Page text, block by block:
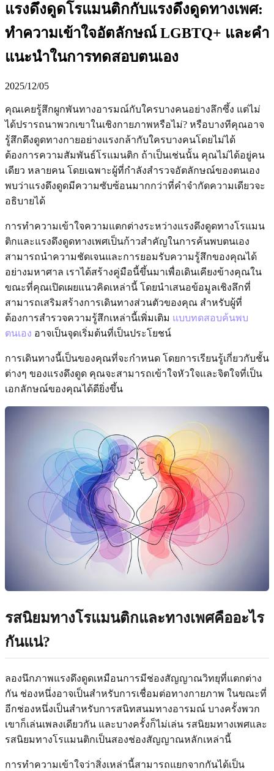
แรงดึงดูดโรแมนติกกับแรงดึงดูดทางเพศ:
ทำความเข้าใจอัตลักษณ์ LGBTQ+ และคำ
แนะนำในการทดสอบตนเอง
2025/12/05
คุณเคยรู้สึกผูกพันทางอารมณ์กับใครบางคนอย่างลึกซึ้ง แต่ไม่
ได้ปรารถนาพวกเขาในเชิงกายภาพหรือไม่? หรือบางทีคุณอาจ
รู้สึกดึงดูดทางกายอย่างแรงกล้ากับใครบางคนโดยไม่ได้
ต้องการความสัมพันธ์โรแมนติก ถ้าเป็นเช่นนั้น คุณไม่ได้อยู่คน
เดียว หลายคน โดยเฉพาะผู้ที่กำลังสำรวจอัตลักษณ์ของตนเอง
พบว่าแรงดึงดูดมีความซับซ้อนมากกว่าที่คำจำกัดความเดียวจะ
อธิบายได้
การทำความเข้าใจความแตกต่างระหว่างแรงดึงดูดทางโรแมน
ติกและแรงดึงดูดทางเพศเป็นก้าวสำคัญในการค้นพบตนเอง
สามารถนำความชัดเจนและการยอมรับความรู้สึกของคุณได้
อย่างมหาศาล เราได้สร้างคู่มือนี้ขึ้นมาเพื่อเดินเคียงข้างคุณใน
ขณะที่คุณเปิดเผยแนวคิดเหล่านี้ โดยนำเสนอข้อมูลเชิงลึกที่
สามารถเสริมสร้างการเดินทางส่วนตัวของคุณ สำหรับผู้ที่
ต้องการสำรวจความรู้สึกเหล่านี้เพิ่มเติม แบบทดสอบค้นพบ
ตนเอง อาจเป็นจุดเริ่มต้นที่เป็นประโยชน์
การเดินทางนี้เป็นของคุณที่จะกำหนด โดยการเรียนรู้เกี่ยวกับชั้น
ต่างๆ ของแรงดึงดูด คุณจะสามารถเข้าใจหัวใจและจิตใจที่เป็น
เอกลักษณ์ของคุณได้ดียิ่งขึ้น
รสนิยมทางโรแมนติกและทางเพศคืออะไร
กันแน่?
ลองนึกภาพแรงดึงดูดเหมือนการมีช่องสัญญาณวิทยุที่แตกต่าง
กัน ช่องหนึ่งอาจเป็นสำหรับการเชื่อมต่อทางกายภาพ ในขณะที่
อีกช่องหนึ่งเป็นสำหรับการสนิทสนมทางอารมณ์ บางครั้งพวก
เขาก็เล่นเพลงเดียวกัน และบางครั้งก็ไม่เล่น รสนิยมทางเพศและ
รสนิยมทางโรแมนติกเป็นสองช่องสัญญาณหลักเหล่านี้
การทำความเข้าใจว่าสิ่งเหล่านี้สามารถแยกจากกันได้เป็น